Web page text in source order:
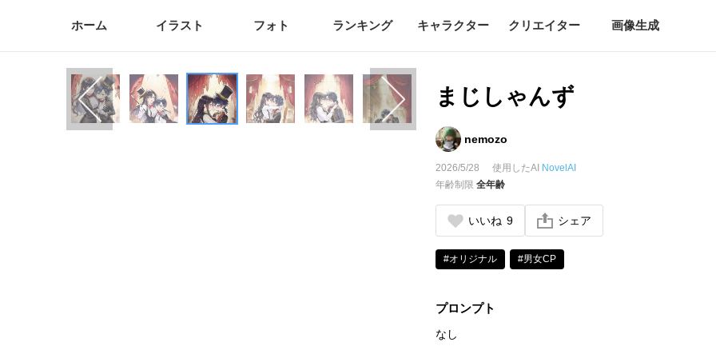
ホーム イラスト フォト ランキング キャラクター クリエイター 画像生成
まじしゃんず
nemozo
2026/5/28 使用したAI NovelAI
年齢制限全年齢
いいね 9 シェア
#オリジナル #男女CP
プロンプト
なし